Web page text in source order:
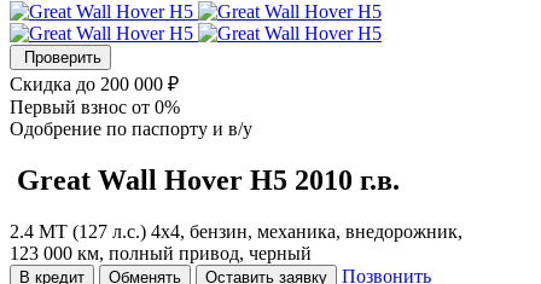
Проверить
Скидка до 200 000 ₽
Первый взнос от 0%
Одобрение по паспорту и в/у
Great Wall Hover H5 2010 г.в.
2.4 MT (127 л.с.) 4x4, бензин, механика, внедорожник,
123 000 км, полный привод, черный
В кредит Обменять Оставить заявку
Позвонить